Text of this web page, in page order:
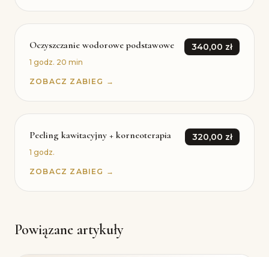
Oczyszczanie wodorowe podstawowe 340,00 zł
1 godz. 20 min
ZOBACZ ZABIEG →
Peeling kawitacyjny + korneoterapia 320,00 zł
1 godz.
ZOBACZ ZABIEG →
Powiązane artykuły